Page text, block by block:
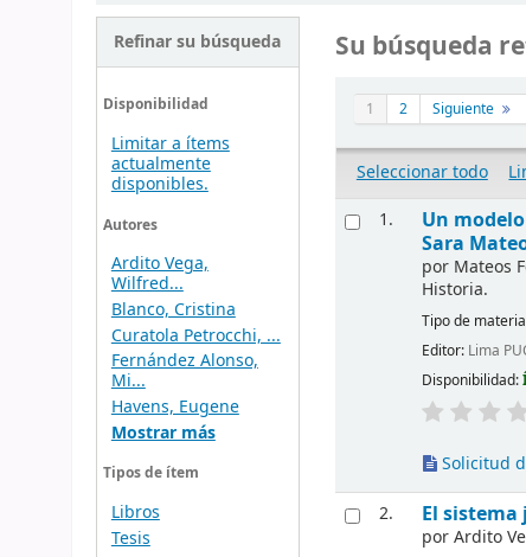
Refinar su búsqueda
Disponibilidad
Limitar a ítems
actualmente
disponibles.
Autores
Ardito Vega,
Wilfred...
Blanco, Cristina
Curatola Petrocchi, ...
Fernández Alonso,
Mi...
Havens, Eugene
Mostrar más
Tipos de ítem
Libros
Tesis
Su búsqueda
1 2 Siguiente
Seleccionar todo
1. Un
Sara
por Mateos
Historia.
Tipo de
Editor: Lima
Disponibilidad:
Solicitud
2.
El
porArdito